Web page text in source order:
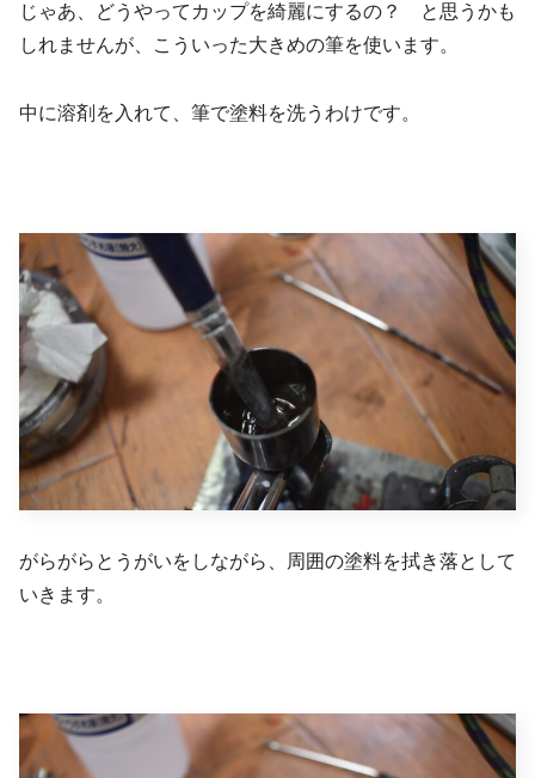
じゃあ、どうやってカップを綺麗にするの？ と思うかも
しれませんが、こういった大きめの筆を使います。
中に溶剤を入れて、筆で塗料を洗うわけです。
がらがらとうがいをしながら、周囲の塗料を拭き落として
いきます。